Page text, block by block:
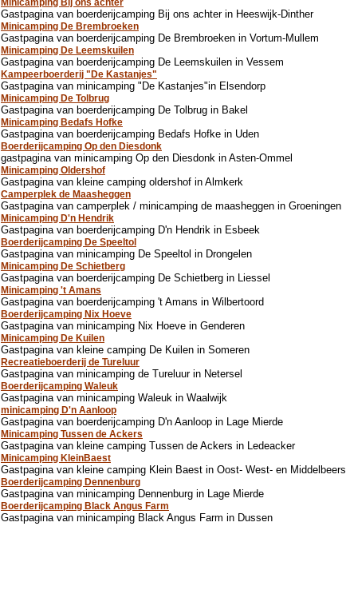
Minicamping Bij ons achter
Gastpagina van boerderijcamping Bij ons achter in Heeswijk-Dinther
Minicamping De Brembroeken
Gastpagina van boerderijcamping De Brembroeken in Vortum-Mullem
Minicamping De Leemskuilen
Gastpagina van boerderijcamping De Leemskuilen in Vessem
Kampeerboerderij "De Kastanjes"
Gastpagina van minicamping "De Kastanjes"in Elsendorp
Minicamping De Tolbrug
Gastpagina van boerderijcamping De Tolbrug in Bakel
Minicamping Bedafs Hofke
Gastpagina van boerderijcamping Bedafs Hofke in Uden
Boerderijcamping Op den Diesdonk
gastpagina van minicamping Op den Diesdonk in Asten-Ommel
Minicamping Oldershof
Gastpagina van kleine camping oldershof in Almkerk
Camperplek de Maasheggen
Gastpagina van camperplek / minicamping de maasheggen in Groeningen
Minicamping D'n Hendrik
Gastpagina van boerderijcamping D'n Hendrik in Esbeek
Boerderijcamping De Speeltol
Gastpagina van minicamping De Speeltol in Drongelen
Minicamping De Schietberg
Gastpagina van boerderijcamping De Schietberg in Liessel
Minicamping 't Amans
Gastpagina van boerderijcamping 't Amans in Wilbertoord
Boerderijcamping Nix Hoeve
Gastpagina van minicamping Nix Hoeve in Genderen
Minicamping De Kuilen
Gastpagina van kleine camping De Kuilen in Someren
Recreatieboerderij de Tureluur
Gastpagina van minicamping de Tureluur in Netersel
Boerderijcamping Waleuk
Gastpagina van minicamping Waleuk in Waalwijk
minicamping D'n Aanloop
Gastpagina van boerderijcamping D'n Aanloop in Lage Mierde
Minicamping Tussen de Ackers
Gastpagina van kleine camping Tussen de Ackers in Ledeacker
Minicamping KleinBaest
Gastpagina van kleine camping Klein Baest in Oost- West- en Middelbeers
Boerderijcamping Dennenburg
Gastpagina van minicamping Dennenburg in Lage Mierde
Boerderijcamping Black Angus Farm
Gastpagina van minicamping Black Angus Farm in Dussen